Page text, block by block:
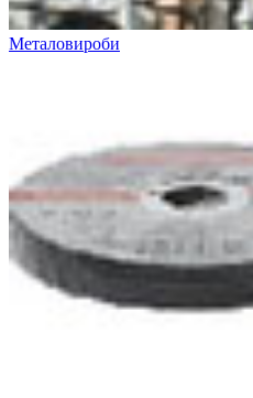
Металовироби